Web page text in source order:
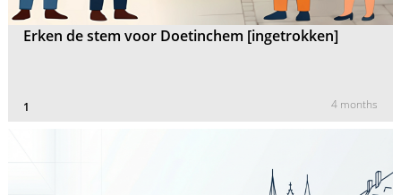
Erken de stem voor Doetinchem [ingetrokken]
1 4 months